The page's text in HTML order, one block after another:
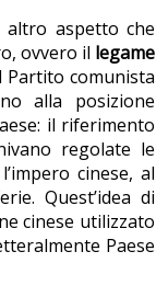
aspetto che
ovvero il legame
Partito comunista
alla posizione
il riferimento
regolate le
cinese, al
Quest’idea di
cinese utilizzato
Paese